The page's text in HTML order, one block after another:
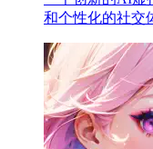
和个性化的社交